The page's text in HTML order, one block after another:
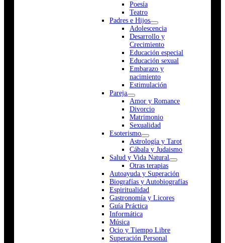
Poesía
Teatro
Padres e Hijos
Adolescencia
Desarrollo y
Crecimiento
Educación especial
Educación sexual
Embarazo y
nacimiento
Estimulación
Pareja
Amor y Romance
Divorcio
Matrimonio
Sexualidad
Esoterismo
Astrología y Tarot
Cábala y Judaismo
Salud y Vida Natural
Otras terapias
Autoayuda y Superación
Biografías y Autobiografías
Espiritualidad
Gastronomía y Licores
Guía Práctica
Informática
Música
Ocio y Tiempo Libre
Superación Personal